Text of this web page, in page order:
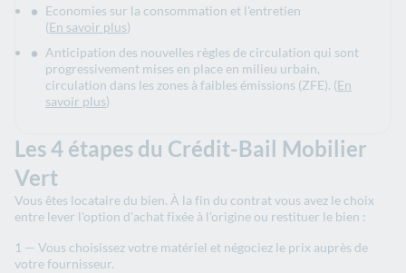
Economies sur la consommation et l'entretien
(En savoir plus)
Anticipation des nouvelles règles de circulation qui sont
progressivement mises en place en milieu urbain,
circulation dans les zones à faibles émissions (ZFE). (En
savoir plus)
Les 4 étapes du Crédit-Bail Mobilier
Vert
Vous êtes locataire du bien. À la fin du contrat vous avez le choix
entre lever l'option d'achat fixée à l'origine ou restituer le bien :
Vous choisissez votre matériel et négociez le prix auprès de
votre fournisseur.